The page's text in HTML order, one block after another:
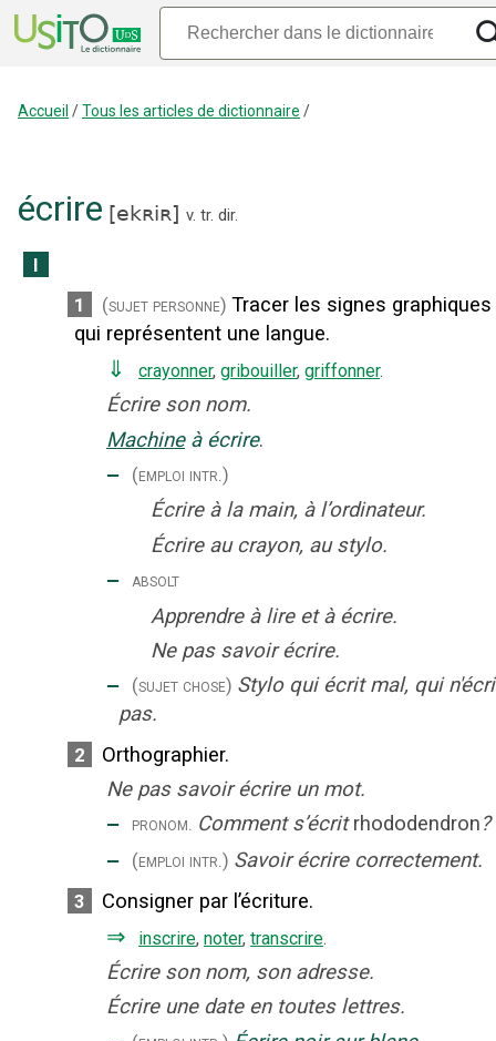
Accueil /Tous les articles de dictionnaire /
écrire [ekʀiʀ] v. tr. dir.
I
1
(sujet personne) Tracer les signes graphiques
qui représentent une langue.
⇓ crayonner, gribouiller, griffonner.
Écrire son nom.
Machine à écrire.
‒ (emploi intr.)
Écrire à la main, à l’ordinateur.
Écrire au crayon, au stylo.
‒ absolt
Apprendre à lire et à écrire.
Ne pas savoir écrire.
‒ (sujet chose) Stylo qui écrit mal, qui
pas.
2
Orthographier.
Ne pas savoir écrire un mot.
‒ pronom. Comment s’écrit rhododendron?
‒ (emploi intr.) Savoir écrire correctement.
3 Consigner par l’écriture.
⇒ inscrire, noter, transcrire.
Écrire son nom, son adresse.
Écrire une date en toutes lettres.